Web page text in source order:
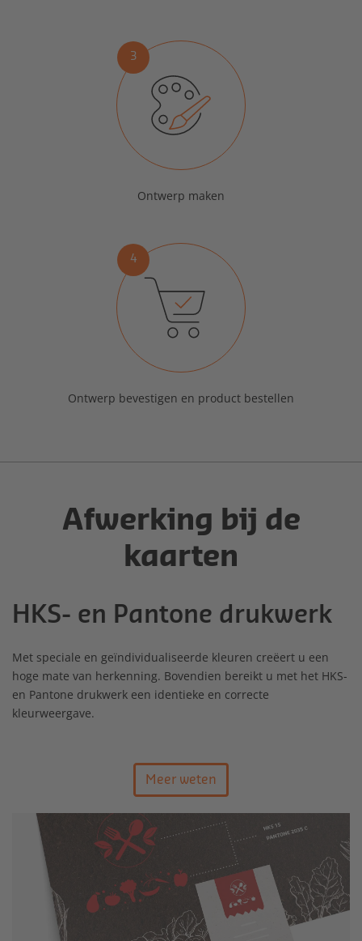
3
Ontwerp maken
4
Ontwerp bevestigen en product bestellen
Afwerking bij de
kaarten
HKS- en Pantone drukwerk
Met speciale en geïndividualiseerde kleuren creëert u een
hoge mate van herkenning. Bovendien bereikt u met het HKS-
en Pantone drukwerk een identieke en correcte
kleurweergave.
Meer weten